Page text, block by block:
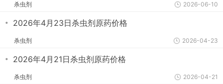
杀虫剂 2026-06-10
・ 2026年4月23日杀虫剂原药价格
杀虫剂 2026-04-23
・ 2026年4月21日杀虫剂原药价格
杀虫剂 2026-04-21